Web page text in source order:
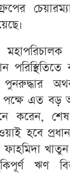
এত বড়
করেন, শেষ
হবে
ফাহমিদা
ঋণ